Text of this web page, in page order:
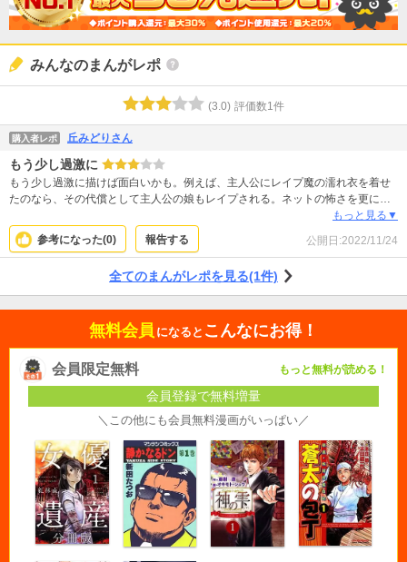
みんなのまんがレポ
(3.0) 評価数1件
購入者レポ 丘みどりさん
もう少し過激に
もう少し過激に描けば面白いかも。例えば、主人公にレイプ魔の濡れ衣を着せ
たのなら、その代償として主人公の娘もレイプされる。ネットの怖さを更に強
もっと見る▼
参考になった(0) 報告する 公開日:2022/11/24
全てのまんがレポを見る(1件)
無料会員 になると こんなにお得！
会員限定無料 もっと無料が読める！
会員登録で無料増量
＼この他にも会員無料漫画がいっぱい／